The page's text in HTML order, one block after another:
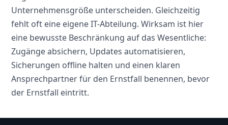
Unternehmensgröße unterscheiden. Gleichzeitig
fehlt oft eine eigene IT-Abteilung. Wirksam ist hier
eine bewusste Beschränkung auf das Wesentliche:
Zugänge absichern, Updates automatisieren,
Sicherungen offline halten und einen klaren
Ansprechpartner für den Ernstfall benennen, bevor
der Ernstfall eintritt.